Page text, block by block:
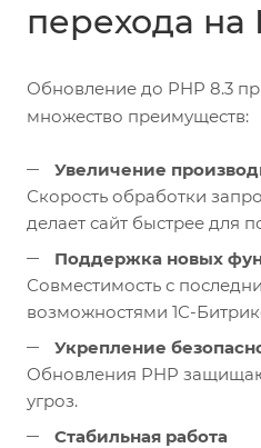
перехода на
Обновление до PHP 8.3
множество преимуществ:
Увеличение
Скорость обработки
делает сайт быстрее для
Поддержка новых
Совместимость с
возможностями 1С-
Укрепление
Обновления PHP
угроз.
Стабильная работа